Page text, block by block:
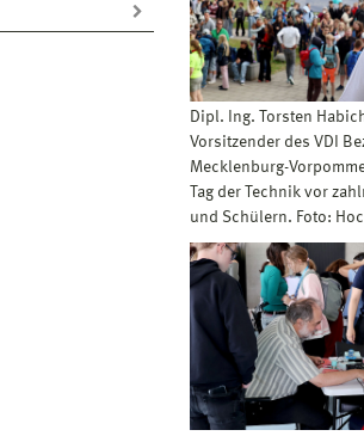
Dipl. Ing. Torsten
Vorsitzender des VDI
Mecklenburg-
Tag der Technik vor
und Schülern. Foto: